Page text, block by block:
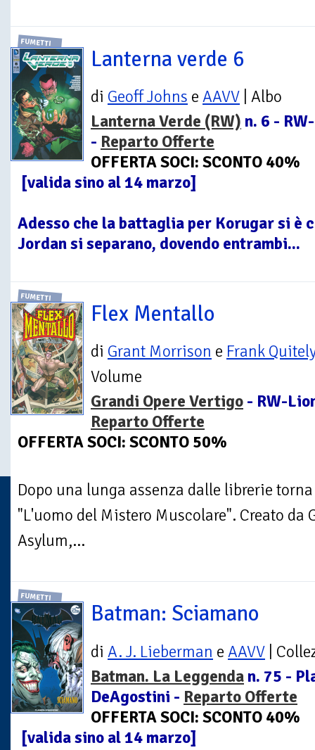
FUMETTI
Lanterna verde 6
di Geoff Johns e AAVV | Albo
Lanterna Verde (RW) n. 6 -
- Reparto Offerte
OFFERTA SOCI: SCONTO 40%
[valida sino al 14 marzo]
Adesso che la battaglia per Korugar si è
Jordan si separano, dovendo entrambi...
FUMETTI
Flex Mentallo
di Grant Morrison e Frank
Volume
Grandi Opere Vertigo - RW-
Reparto Offerte
OFFERTA SOCI: SCONTO 50%
Dopo una lunga assenza dalle librerie
"L'uomo del Mistero Muscolare". Creato da
Asylum,...
FUMETTI
Batman: Sciamano
di A. J. Lieberman e AAVV |
Batman. La Leggenda n. 75 -
DeAgostini - Reparto Offerte
OFFERTA SOCI: SCONTO 40%
[valida sino al 14 marzo]